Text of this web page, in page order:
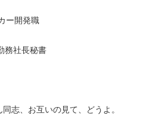
ー開発職
務社長秘書
志、お互いの見て、どうよ。